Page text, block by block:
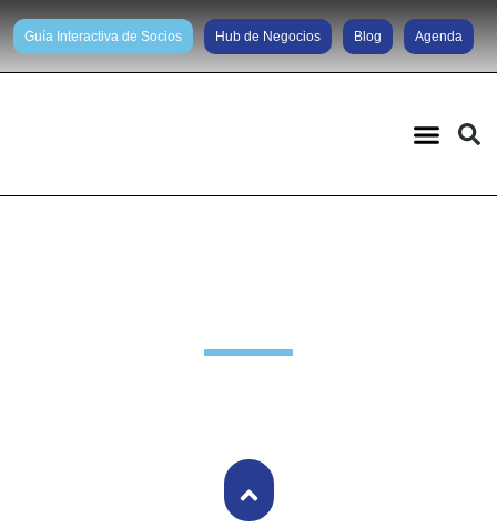
Guía Interactiva de Socios Hub de Negocios Blog Agenda